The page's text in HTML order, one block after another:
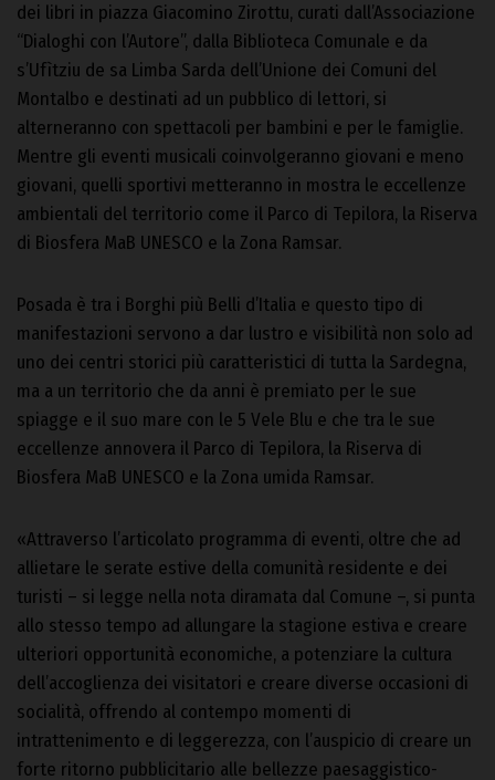
dei libri in piazza Giacomino Zirottu, curati dall’Associazione
“Dialoghi con l’Autore”, dalla Biblioteca Comunale e da
s’Ufìtziu de sa Limba Sarda dell’Unione dei Comuni del
Montalbo e destinati ad un pubblico di lettori, si
alterneranno con spettacoli per bambini e per le famiglie.
Mentre gli eventi musicali coinvolgeranno giovani e meno
giovani, quelli sportivi metteranno in mostra le eccellenze
ambientali del territorio come il Parco di Tepilora, la Riserva
di Biosfera MaB UNESCO e la Zona Ramsar.
Posada è tra i Borghi più Belli d’Italia e questo tipo di
manifestazioni servono a dar lustro e visibilità non solo ad
uno dei centri storici più caratteristici di tutta la Sardegna,
ma a un territorio che da anni è premiato per le sue
spiagge e il suo mare con le 5 Vele Blu e che tra le sue
eccellenze annovera il Parco di Tepilora, la Riserva di
Biosfera MaB UNESCO e la Zona umida Ramsar.
«Attraverso l’articolato programma di eventi, oltre che ad
allietare le serate estive della comunità residente e dei
turisti – si legge nella nota diramata dal Comune –, si punta
allo stesso tempo ad allungare la stagione estiva e creare
ulteriori opportunità economiche, a potenziare la cultura
dell’accoglienza dei visitatori e creare diverse occasioni di
socialità, offrendo al contempo momenti di
intrattenimento e di leggerezza, con l’auspicio di creare un
forte ritorno pubblicitario alle bellezze paesaggistico-